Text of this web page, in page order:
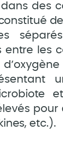
des
les
etc.).